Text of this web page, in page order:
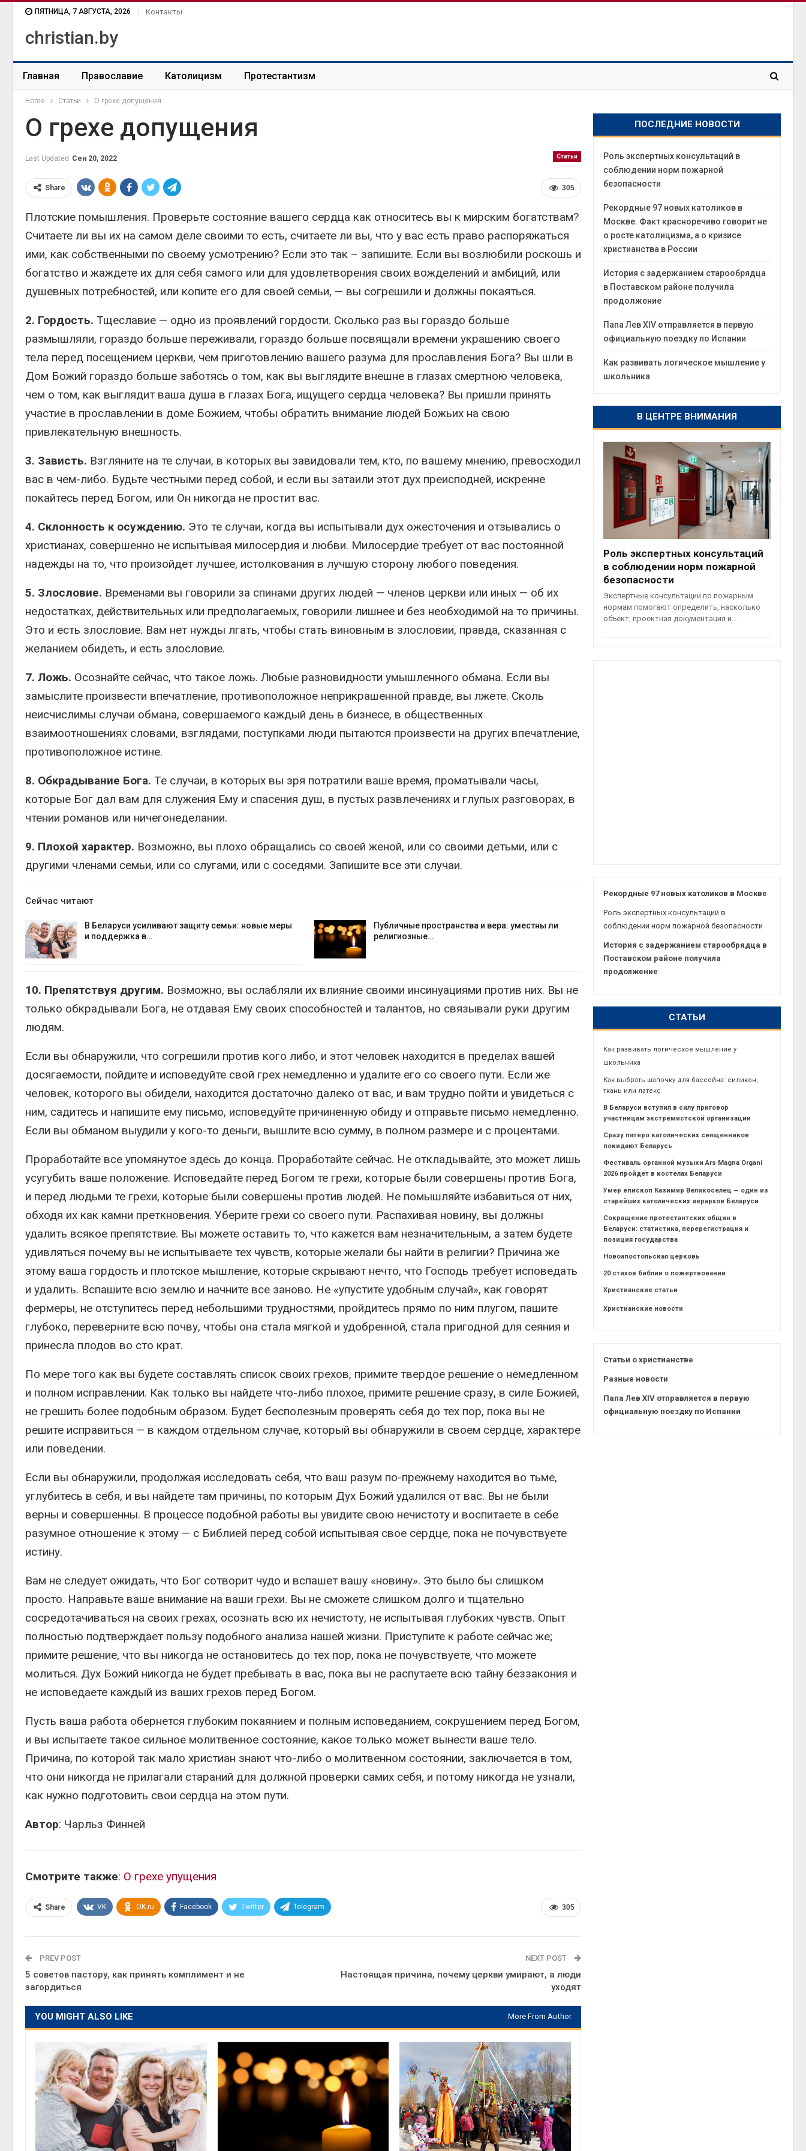
ПЯТНИЦА, 7 АВГУСТА, 2026 Контакты
christian.by
Главная Православие Католицизм Протестантизм
Home Статьи О грехе допущения
О грехе допущения
Статьи
Last Updated Сен 20, 2022
305
Share
Плотские помышления. Проверьте состояние вашего сердца как относитесь вы к мирским богатствам?
Считаете ли вы их на самом деле своими то есть, считаете ли вы, что у вас есть право распоряжаться
ими, как собственными по своему усмотрению? Если это так – запишите. Если вы возлюбили роскошь и
богатство и жаждете их для себя самого или для удовлетворения своих вожделений и амбиций, или
душевных потребностей, или копите его для своей семьи, — вы согрешили и должны покаяться.
2. Гордость. Тщеславие — одно из проявлений гордости. Сколько раз вы гораздо больше
размышляли, гораздо больше переживали, гораздо больше посвящали времени украшению своего
тела перед посещением церкви, чем приготовлению вашего разума для прославления Бога? Вы шли в
Дом Божий гораздо больше заботясь о том, как вы выглядите внешне в глазах смертною человека,
чем о том, как выглядит ваша душа в глазах Бога, ищущего сердца человека? Вы пришли принять
участие в прославлении в доме Божием, чтобы обратить внимание людей Божьих на свою
привлекательную внешность.
3. Зависть. Взгляните на те случаи, в которых вы завидовали тем, кто, по вашему мнению, превосходил
вас в чем-либо. Будьте честными перед собой, и если вы затаили этот дух преисподней, искренне
покайтесь перед Богом, или Он никогда не простит вас.
4. Склонность к осуждению. Это те случаи, когда вы испытывали дух ожесточения и отзывались о
христианах, совершенно не испытывая милосердия и любви. Милосердие требует от вас постоянной
надежды на то, что произойдет лучшее, истолкования в лучшую сторону любого поведения.
5. Злословие. Временами вы говорили за спинами других людей — членов церкви или иных — об их
недостатках, действительных или предполагаемых, говорили лишнее и без необходимой на то причины.
Это и есть злословие. Вам нет нужды лгать, чтобы стать виновным в злословии, правда, сказанная с
желанием обидеть, и есть злословие.
7. Ложь. Осознайте сейчас, что такое ложь. Любые разновидности умышленного обмана. Если вы
замыслите произвести впечатление, противоположное неприкрашенной правде, вы лжете. Сколь
неисчислимы случаи обмана, совершаемого каждый день в бизнесе, в общественных
взаимоотношениях словами, взглядами, поступками люди пытаются произвести на других впечатление,
противоположное истине.
8. Обкрадывание Бога. Те случаи, в которых вы зря потратили ваше время, проматывали часы,
которые Бог дал вам для служения Ему и спасения душ, в пустых развлечениях и глупых разговорах, в
чтении романов или ничегонеделании.
9. Плохой характер. Возможно, вы плохо обращались со своей женой, или со своими детьми, или с
другими членами семьи, или со слугами, или с соседями. Запишите все эти случаи.
Сейчас читают
В Беларуси усиливают защиту семьи: новые меры
и поддержка в…
Публичные пространства и вера: уместны ли
религиозные…
10. Препятствуя другим. Возможно, вы ослабляли их влияние своими инсинуациями против них. Вы не
только обкрадывали Бога, не отдавая Ему своих способностей и талантов, но связывали руки другим
людям.
Если вы обнаружили, что согрешили против кого либо, и этот человек находится в пределах вашей
досягаемости, пойдите и исповедуйте свой грех немедленно и удалите его со своего пути. Если же
человек, которого вы обидели, находится достаточно далеко от вас, и вам трудно пойти и увидеться с
ним, садитесь и напишите ему письмо, исповедуйте причиненную обиду и отправьте письмо немедленно.
Если вы обманом выудили у кого-то деньги, вышлите всю сумму, в полном размере и с процентами.
Проработайте все упомянутое здесь до конца. Проработайте сейчас. Не откладывайте, это может лишь
усугубить ваше положение. Исповедайте перед Богом те грехи, которые были совершены против Бога,
и перед людьми те грехи, которые были совершены против людей. Не помышляйте избавиться от них,
обходя их как камни преткновения. Уберите грехи со своего пути. Распахивая новину, вы должны
удалить всякое препятствие. Вы можете оставить то, что кажется вам незначительным, а затем будете
удивляться почему вы не испытываете тех чувств, которые желали бы найти в религии? Причина же
этому ваша гордость и плотское мышление, которые скрывают нечто, что Господь требует исповедать
и удалить. Вспашите всю землю и начните все заново. Не «упустите удобным случай», как говорят
фермеры, не отступитесь перед небольшими трудностями, пройдитесь прямо по ним плугом, пашите
глубоко, переверните всю почву, чтобы она стала мягкой и удобренной, стала пригодной для сеяния и
принесла плодов во сто крат.
По мере того как вы будете составлять список своих грехов, примите твердое решение о немедленном
и полном исправлении. Как только вы найдете что-либо плохое, примите решение сразу, в силе Божией,
не грешить более подобным образом. Будет бесполезным проверять себя до тех пор, пока вы не
решите исправиться — в каждом отдельном случае, который вы обнаружили в своем сердце, характере
или поведении.
Если вы обнаружили, продолжая исследовать себя, что ваш разум по-прежнему находится во тьме,
углубитесь в себя, и вы найдете там причины, по которым Дух Божий удалился от вас. Вы не были
верны и совершенны. В процессе подобной работы вы увидите свою нечистоту и воспитаете в себе
разумное отношение к этому — с Библией перед собой испытывая свое сердце, пока не почувствуете
истину.
Вам не следует ожидать, что Бог сотворит чудо и вспашет вашу «новину». Это было бы слишком
просто. Направьте ваше внимание на ваши грехи. Вы не сможете слишком долго и тщательно
сосредотачиваться на своих грехах, осознать всю их нечистоту, не испытывая глубоких чувств. Опыт
полностью подтверждает пользу подобного анализа нашей жизни. Приступите к работе сейчас же;
примите решение, что вы никогда не остановитесь до тех пор, пока не почувствуете, что можете
молиться. Дух Божий никогда не будет пребывать в вас, пока вы не распутаете всю тайну беззакония и
не исповедаете каждый из ваших грехов перед Богом.
Пусть ваша работа обернется глубоким покаянием и полным исповеданием, сокрушением перед Богом,
и вы испытаете такое сильное молитвенное состояние, какое только может вынести ваше тело.
Причина, по которой так мало христиан знают что-либо о молитвенном состоянии, заключается в том,
что они никогда не прилагали стараний для должной проверки самих себя, и потому никогда не узнали,
как нужно подготовить свои сердца на этом пути.
Автор: Чарльз Финней
Смотрите также: О грехе упущения
305
Share VK OK.ru Facebook Twitter Telegram
PREV POST
5 советов пастору, как принять комплимент и не
загордиться
NEXT POST
Настоящая причина, почему церкви умирают, а люди
уходят
YOU MIGHT ALSO LIKE More From Author
ПОСЛЕДНИЕ НОВОСТИ
Роль экспертных консультаций в
соблюдении норм пожарной
безопасности
Рекордные 97 новых католиков в
Москве. Факт красноречиво говорит не
о росте католицизма, а о кризисе
христианства в России
История с задержанием старообрядца
в Поставском районе получила
продолжение
Папа Лев XIV отправляется в первую
официальную поездку по Испании
Как развивать логическое мышление у
школьника
В ЦЕНТРЕ ВНИМАНИЯ
Роль экспертных консультаций
в соблюдении норм пожарной
безопасности
Экспертные консультации по пожарным
нормам помогают определить, насколько
объект, проектная документация и…
Рекордные 97 новых католиков в Москве
Роль экспертных консультаций в
соблюдении норм пожарной безопасности
История с задержанием старообрядца в
Поставском районе получила
продолжение
СТАТЬИ
Как развивать логическое мышление у
школьника
Как выбрать шапочку для бассейна: силикон,
ткань или латекс
В Беларуси вступил в силу приговор
участницам экстремистской организации
Сразу пятеро католических священников
покидают Беларусь
Фестиваль органной музыки Ars Magna Organi
2026 пройдет в костелах Беларуси
Умер епископ Казимир Великоселец — один из
старейших католических иерархов Беларуси
Сокращение протестантских общин в
Беларуси: статистика, перерегистрация и
позиция государства
Новоапостольская церковь
20 стихов библии о пожертвовании
Христианские статьи
Христианские новости
Статьи о христианстве
Разные новости
Папа Лев XIV отправляется в первую
официальную поездку по Испании